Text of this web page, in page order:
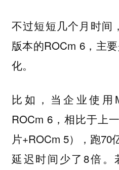
不过短短几个月时间
版本的ROCm 6，主
化。
比如，当企业使用
ROCm 6，相比于上
片+ROCm 5），跑70
延迟时间少了8倍。